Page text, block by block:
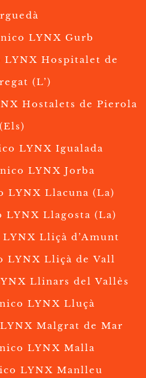
LYNX Gurb
LYNX Hospitalet de
(L’)
Hostalets de Pierola
(Els)
LYNX Igualada
LYNX Jorba
LYNX Llacuna (La)
LYNX Llagosta (La)
Lliçà d’Amunt
LYNX Lliçà de Vall
Llinars del Vallès
LYNX Lluçà
Malgrat de Mar
LYNX Malla
LYNX Manlleu